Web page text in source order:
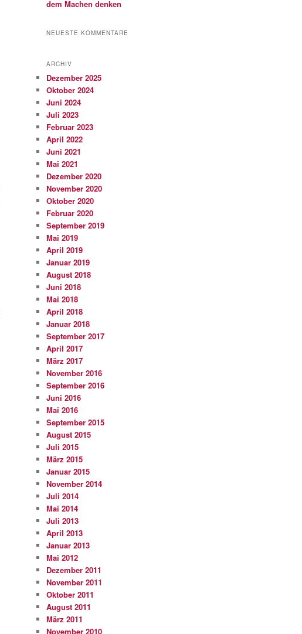
dem Machen denken
NEUESTE KOMMENTARE
ARCHIV
Dezember 2025
Oktober 2024
Juni 2024
Juli 2023
Februar 2023
April 2022
Juni 2021
Mai 2021
Dezember 2020
November 2020
Oktober 2020
Februar 2020
September 2019
Mai 2019
April 2019
Januar 2019
August 2018
Juni 2018
Mai 2018
April 2018
Januar 2018
September 2017
April 2017
März 2017
November 2016
September 2016
Juni 2016
Mai 2016
September 2015
August 2015
Juli 2015
März 2015
Januar 2015
November 2014
Juli 2014
Mai 2014
Juli 2013
April 2013
Januar 2013
Mai 2012
Dezember 2011
November 2011
Oktober 2011
August 2011
März 2011
November 2010